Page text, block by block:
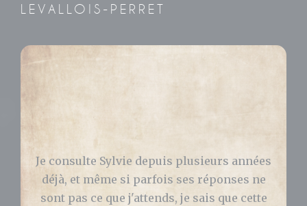
LEVALLOIS-PERRET
Bonjour, J’ai consulté Sylvie pour avoir des
réponses concernant ma vie pro et perso.
Elle m’a grandement aidé et ce qu’elle m’a